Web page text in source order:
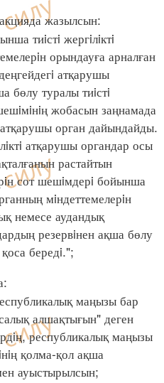
жазылсын:
тиiстi жергiлiктi
орындауға арналған
атқарушы
бөлу туралы тиiстi
жобасын заңнамада
орган дайындайды.
атқарушы органдар осы
растайтын
сот шешiмдерi бойынша
мiндеттемелерiн
немесе аудандық
резервiнен ақша бөлу
бередi.";
маңызы бар
алшақтығын" деген
республикалық маңызы
қолма-қол ақша
ауыстырылсын;